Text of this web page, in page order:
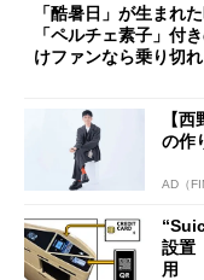
「酷暑日」が生まれ
「ペルチェ素子」付
けファンなら乗り切れ
【
の作
AD（
設置
用